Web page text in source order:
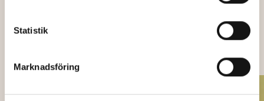
Statistik
Marknadsföring